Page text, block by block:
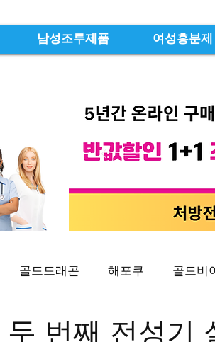
남성조루제품 여성흥분제
골드드래곤 해포쿠 골드비
필름형비닉스 카마그라 칵스
번째 전성기